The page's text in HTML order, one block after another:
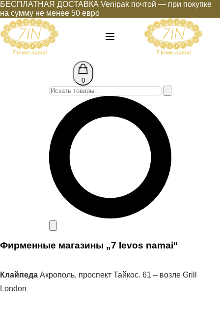
Перейти
к
содержимому
БЕСПЛАТНАЯ ДОСТАВКА Venipak почтой — при покупке
на сумму не менее 50 евро
0
Фирменные магазины „7 Ievos namai“
Клайпеда Акрополь, проспект Тайкос. 61 – возле Grill
London